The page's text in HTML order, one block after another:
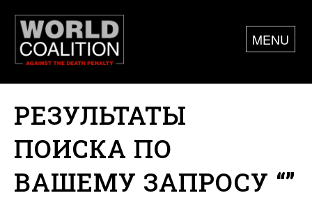
MENU
РЕЗУЛЬТАТЫ
ПОИСКА ПО
ВАШЕМУ ЗАПРОСУ “”